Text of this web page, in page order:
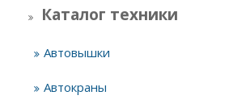
Каталог техники
Автовышки
Автокраны